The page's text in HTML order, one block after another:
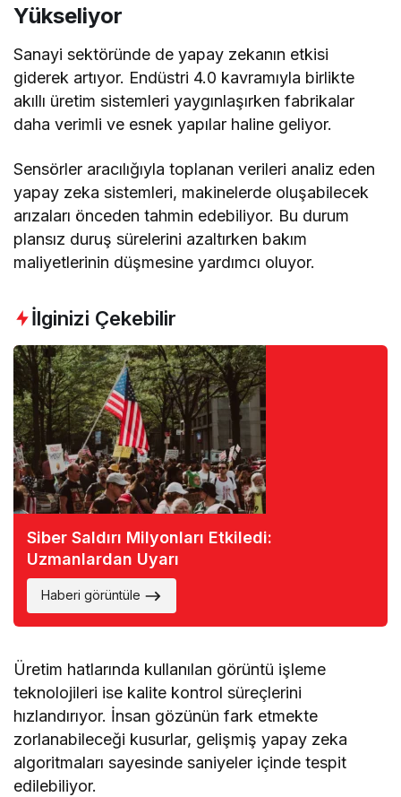
Yükseliyor
Sanayi sektöründe de yapay zekanın etkisi
giderek artıyor. Endüstri 4.0 kavramıyla birlikte
akıllı üretim sistemleri yaygınlaşırken fabrikalar
daha verimli ve esnek yapılar haline geliyor.
Sensörler aracılığıyla toplanan verileri analiz eden
yapay zeka sistemleri, makinelerde oluşabilecek
arızaları önceden tahmin edebiliyor. Bu durum
plansız duruş sürelerini azaltırken bakım
maliyetlerinin düşmesine yardımcı oluyor.
İlginizi Çekebilir
Siber Saldırı Milyonları Etkiledi:
Uzmanlardan Uyarı
Haberi görüntüle
Üretim hatlarında kullanılan görüntü işleme
teknolojileri ise kalite kontrol süreçlerini
hızlandırıyor. İnsan gözünün fark etmekte
zorlanabileceği kusurlar, gelişmiş yapay zeka
algoritmaları sayesinde saniyeler içinde tespit
edilebiliyor.